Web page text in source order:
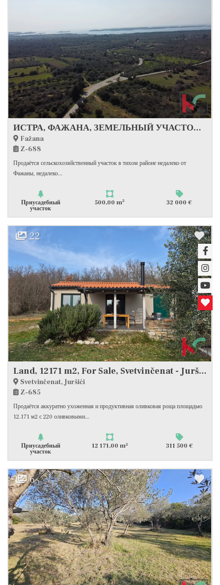
ИСТРА, ФАЖАНА, ЗЕМЕЛЬНЫЙ УЧАСТОК СЕЛЬСКОХОЗЯЙСТВЕННОГО НАЗНАЧЕНИЯ 500 М2, #ПРОДАЖА
Fažana
Z-688
Продаётся сельскохозяйственный участок в тихом районе недалеко от
Фажаны, недалеко...
Приусадебный
участок
500,00 m2 32 000 €
22
Land, 12171 m2, For Sale, Svetvinčenat - Juršići
Svetvinčenat, Juršići
Z-685
Продаётся аккуратно ухоженная и продуктивная оливковая роща площадью
12.171 м2 с 220 оливковыми...
Приусадебный
участок
12 171,00 m2 311 500 €
6